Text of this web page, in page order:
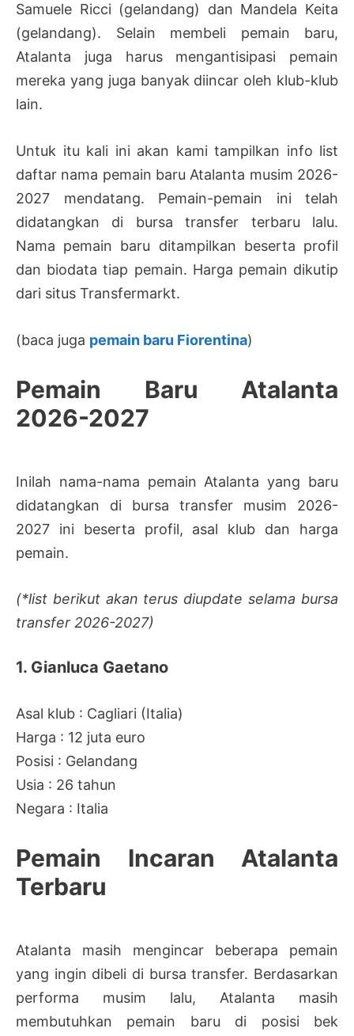
Samuele Ricci (gelandang) dan Mandela Keita
(gelandang). Selain membeli pemain baru,
Atalanta juga harus mengantisipasi pemain
mereka yang juga banyak diincar oleh klub-klub
lain.
Untuk itu kali ini akan kami tampilkan info list
daftar nama pemain baru Atalanta musim 2026-
2027 mendatang. Pemain-pemain ini telah
didatangkan di bursa transfer terbaru lalu.
Nama pemain baru ditampilkan beserta profil
dan biodata tiap pemain. Harga pemain dikutip
dari situs Transfermarkt.
(baca juga pemain baru Fiorentina)
Pemain Baru Atalanta
2026-2027
Inilah nama-nama pemain Atalanta yang baru
didatangkan di bursa transfer musim 2026-
2027 ini beserta profil, asal klub dan harga
pemain.
(*list berikut akan terus diupdate selama bursa
transfer 2026-2027)
1. Gianluca Gaetano
Asal klub : Cagliari (Italia)
Harga : 12 juta euro
Posisi : Gelandang
Usia : 26 tahun
Negara : Italia
Pemain Incaran Atalanta
Terbaru
Atalanta masih mengincar beberapa pemain
yang ingin dibeli di bursa transfer. Berdasarkan
performa musim lalu, Atalanta masih
membutuhkan pemain baru di posisi bek